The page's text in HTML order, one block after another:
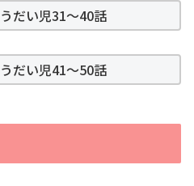
だい児31～40話
だい児41～50話